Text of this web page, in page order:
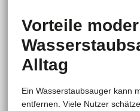
Vorteile
Alltag
Ein Wasserstaubsauger kann
entfernen. Viele Nutzer